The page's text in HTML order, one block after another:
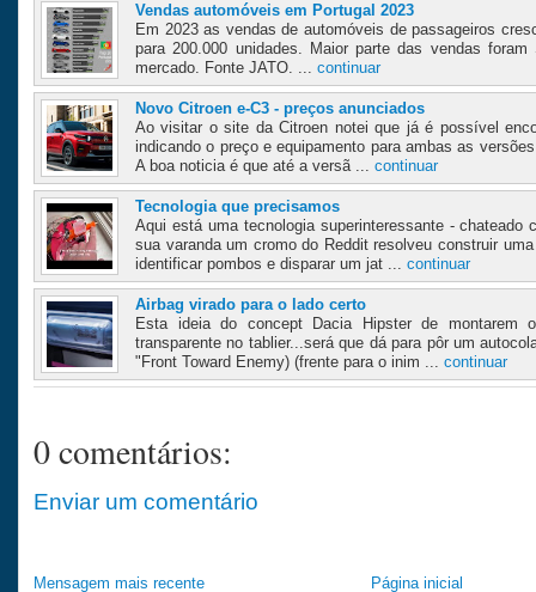
Vendas automóveis em Portugal 2023
Em 2023 as vendas de automóveis de passageiros
para 200.000 unidades. Maior parte das vendas foram
mercado. Fonte JATO. ... continuar
Novo Citroen e-C3 - preços anunciados
Ao visitar o site da Citroen notei que já é possível
indicando o preço e equipamento para ambas as
A boa noticia é que até a versã ... continuar
Tecnologia que precisamos
Aqui está uma tecnologia superinteressante - chateado
sua varanda um cromo do Reddit resolveu construir
identificar pombos e disparar um jat ... continuar
Airbag virado para o lado certo
Esta ideia do concept Dacia Hipster de montarem
transparente no tablier...será que dá para pôr um
"Front Toward Enemy) (frente para o inim ... continuar
0 comentários:
Enviar um comentário
Mensagem mais recente Página inicial